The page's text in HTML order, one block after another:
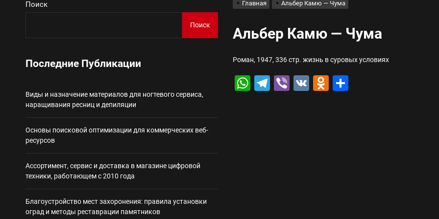
Ассортимент, сервис и доставка в магазине цифровой техники, работающем с 2010
Некастодиальный криптокошелек: принципы работы, риски и способы хранения криптовалют
Главная Альбер Камю — Чума
Альбер Камю — Чума
Роман, 1947, 336 стр. жизнь в суровых условиях
WhatsApp
Telegram
Viber
VK Odnoklassniki
Поиск
Поиск
Последние Публикации
Виды и назначение материалов для ногтевого сервиса,
наращивания ресниц и депиляции
Основы поисковой оптимизации для коммерческих веб-
ресурсов
Ассортимент, сервис и доставка в магазине цифровой
техники, работающем с 2010 года
Благоустройство мест захоронения: правила установки
оград и методы реставрации памятников